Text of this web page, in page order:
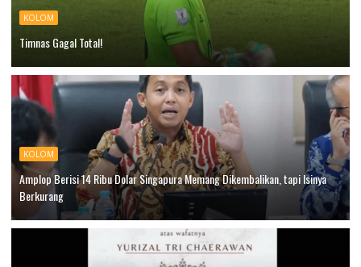
KOLOM
Timnas Gagal Total!
KOLOM
Amplop Berisi 14 Ribu Dolar Singapura Memang Dikembalikan, tapi Isinya
Berkurang